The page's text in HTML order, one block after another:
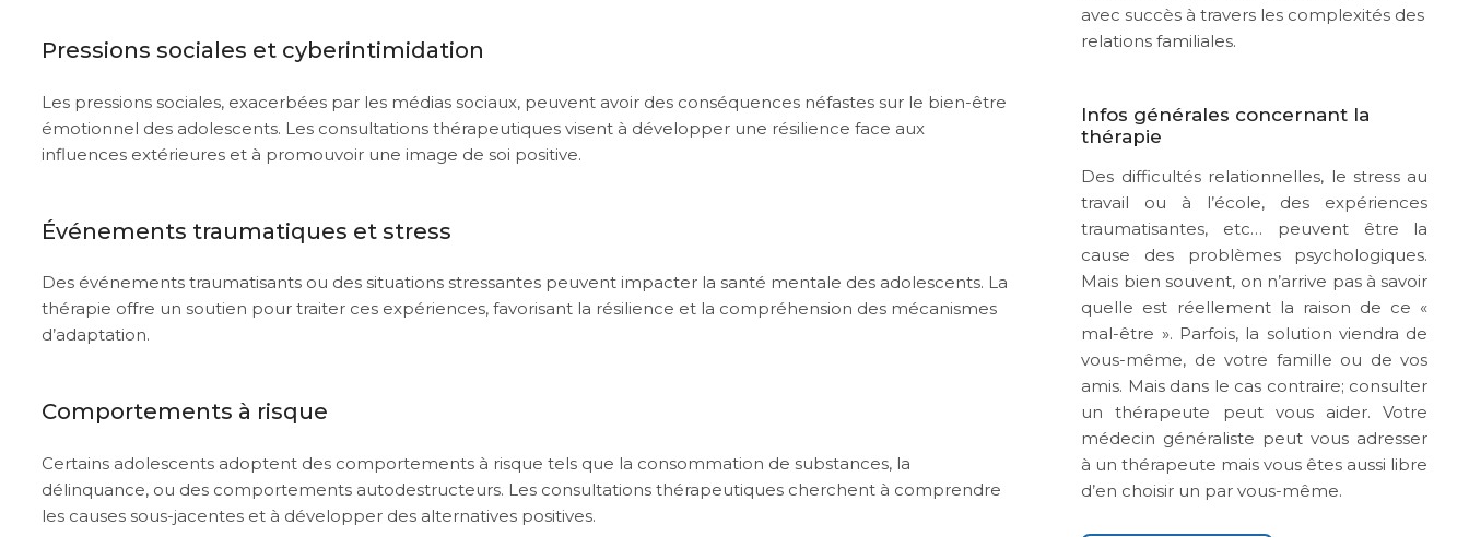
Pressions sociales et cyberintimidation
Les pressions sociales, exacerbées par les médias sociaux, peuvent avoir des conséquences néfastes sur le bien-être
émotionnel des adolescents. Les consultations thérapeutiques visent à développer une résilience face aux
influences extérieures et à promouvoir une image de soi positive.
Événements traumatiques et stress
Des événements traumatisants ou des situations stressantes peuvent impacter la santé mentale des adolescents. La
thérapie offre un soutien pour traiter ces expériences, favorisant la résilience et la compréhension des mécanismes
d’adaptation.
Comportements à risque
Certains adolescents adoptent des comportements à risque tels que la consommation de substances, la
délinquance, ou des comportements autodestructeurs. Les consultations thérapeutiques cherchent à comprendre
les causes sous-jacentes et à développer des alternatives positives.
avec succès à travers les complexités des
relations familiales.
Infos générales concernant la
thérapie
Des difficultés relationnelles, le stress au
travail ou à l’école, des expériences
traumatisantes, etc… peuvent être la
cause des problèmes psychologiques.
Mais bien souvent, on n’arrive pas à savoir
quelle est réellement la raison de ce «
mal-être ». Parfois, la solution viendra de
vous-même, de votre famille ou de vos
amis. Mais dans le cas contraire; consulter
un thérapeute peut vous aider. Votre
médecin généraliste peut vous adresser
à un thérapeute mais vous êtes aussi libre
d’en choisir un par vous-même.